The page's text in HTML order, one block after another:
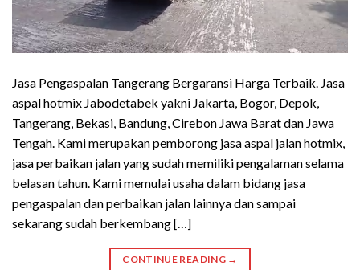
Jasa Pengaspalan Tangerang Bergaransi Harga Terbaik. Jasa
aspal hotmix Jabodetabek yakni Jakarta, Bogor, Depok,
Tangerang, Bekasi, Bandung, Cirebon Jawa Barat dan Jawa
Tengah. Kami merupakan pemborong jasa aspal jalan hotmix,
jasa perbaikan jalan yang sudah memiliki pengalaman selama
belasan tahun. Kami memulai usaha dalam bidang jasa
pengaspalan dan perbaikan jalan lainnya dan sampai
sekarang sudah berkembang […]
CONTINUE READING →